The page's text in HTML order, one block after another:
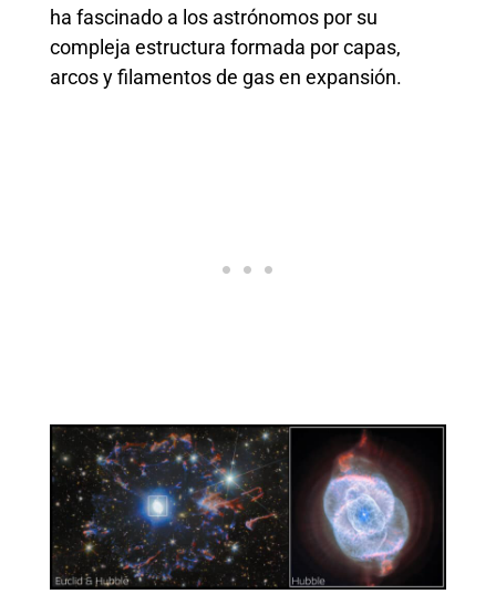
ha fascinado a los astrónomos por su
compleja estructura formada por capas,
arcos y filamentos de gas en expansión.